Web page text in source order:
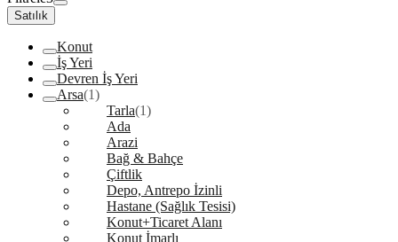
Satılık
Konut
İş Yeri
Devren İş Yeri
Arsa(1)
Tarla(1)
Ada
Arazi
Bağ & Bahçe
Çiftlik
Depo, Antrepo İzinli
Hastane (Sağlık Tesisi)
Konut+Ticaret Alanı
Konut İmarlı